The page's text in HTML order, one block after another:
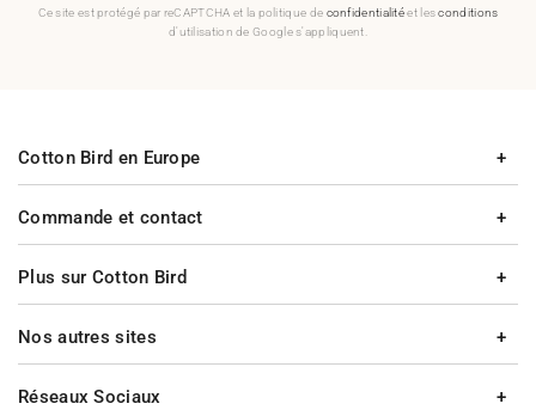
Ce site est protégé par reCAPTCHA et la politique de confidentialitéet lesconditions
d'utilisation de Google s'appliquent.
Commande et contact
Plus sur Cotton Bird
Cotton Bird en Europe
Nos autres sites
Réseaux Sociaux